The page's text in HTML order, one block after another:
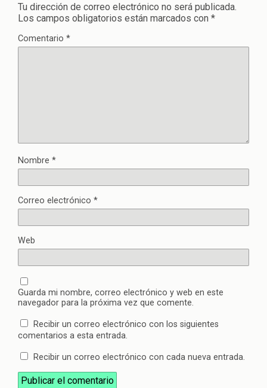
Tu dirección de correo electrónico no será publicada.
Los campos obligatorios están marcados con *
Comentario *
Nombre *
Correo electrónico *
Web
Guarda mi nombre, correo electrónico y web en este
navegador para la próxima vez que comente.
Recibir un correo electrónico con los siguientes
comentarios a esta entrada.
Recibir un correo electrónico con cada nueva entrada.